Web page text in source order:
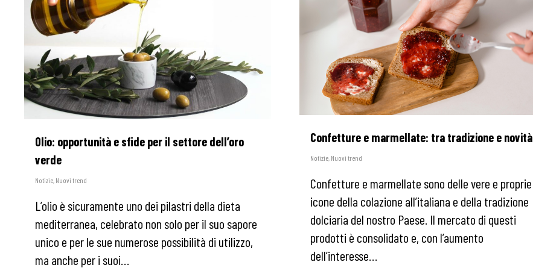
Olio: opportunità e sfide per il settore dell’oro
verde
Notizie Nuovi trend
L’olio è sicuramente uno dei pilastri della dieta
mediterranea, celebrato non solo per il suo sapore
unico e per le sue numerose possibilità di utilizzo,
ma anche per i suoi…
Confetture e marmellate: tra tradizione e novità
Notizie, Nuovi trend
Confetture e marmellate sono delle vere e proprie
icone della colazione all’italiana e della tradizione
dolciaria del nostro Paese. Il mercato di questi
prodotti è consolidato e, con l’aumento
dell’interesse…